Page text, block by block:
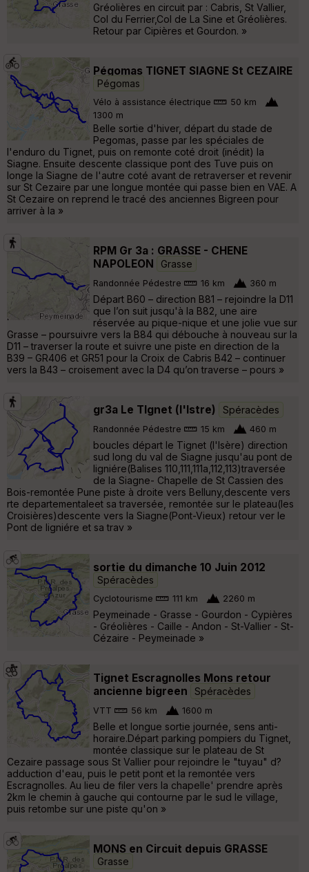
Gréolières en circuit par : Cabris, St Vallier,
Col du Ferrier,Col de La Sine et Gréolières.
Retour par Cipières et Gourdon. »
Pégomas TIGNET SIAGNE St CEZAIRE
Pégomas
Vélo à assistance électrique
50 km
1300 m
Belle sortie d'hiver, départ du stade de
Pegomas, passe par les spéciales de
l'enduro du Tignet, puis on remonte coté droit (inédit) la
Siagne. Ensuite descente classique pont des Tuve puis on
longe la Siagne de l'autre coté avant de retraverser et revenir
sur St Cezaire par une longue montée qui passe bien en VAE. A
St Cezaire on reprend le tracé des anciennes Bigreen pour
arriver à la »
RPM Gr 3a : GRASSE - CHENE
NAPOLEON
Grasse
Randonnée Pédestre 16 km 360 m
Départ B60 – direction B81 – rejoindre la D11
que l’on suit jusqu'à la B82, une aire
réservée au pique-nique et une jolie vue sur
Grasse – poursuivre vers la B84 qui débouche à nouveau sur la
D11 – traverser la route et suivre une piste en direction de la
B39 – GR406 et GR51 pour la Croix de Cabris B42 – continuer
vers la B43 – croisement avec la D4 qu’on traverse – pours »
gr3a Le TIgnet (l'Istre) Spéracèdes
Randonnée Pédestre 15 km 460 m
boucles départ le Tignet (l'Isère) direction
sud long du val de Siagne jusqu'au pont de
ligniére(Balises 110,111,111a,112,113)traversée
de la Siagne- Chapelle de St Cassien des
Bois-remontée Pune piste à droite vers Belluny,descente vers
rte departementaleet sa traversée, remontée sur le plateau(les
Croisières)descente vers la Siagne(Pont-Vieux) retour ver le
Pont de ligniére et sa trav »
sortie du dimanche 10 Juin 2012
Spéracèdes
Cyclotourisme 111 km 2260 m
Peymeinade - Grasse - Gourdon - Cypières
- Gréolières - Caille - Andon - St-Vallier - St-
Cézaire - Peymeinade »
Tignet Escragnolles Mons retour
ancienne bigreen
Spéracèdes
VTT 56 km 1600 m
Belle et longue sortie journée, sens anti-
horaire.Départ parking pompiers du Tignet,
montée classique sur le plateau de St
Cezaire passage sous St Vallier pour rejoindre le "tuyau" d?
adduction d'eau, puis le petit pont et la remontée vers
Escragnolles. Au lieu de filer vers la chapelle' prendre après
2km le chemin à gauche qui contourne par le sud le village,
puis retombe sur une piste qu'on »
MONS en Circuit depuis GRASSE
Grasse